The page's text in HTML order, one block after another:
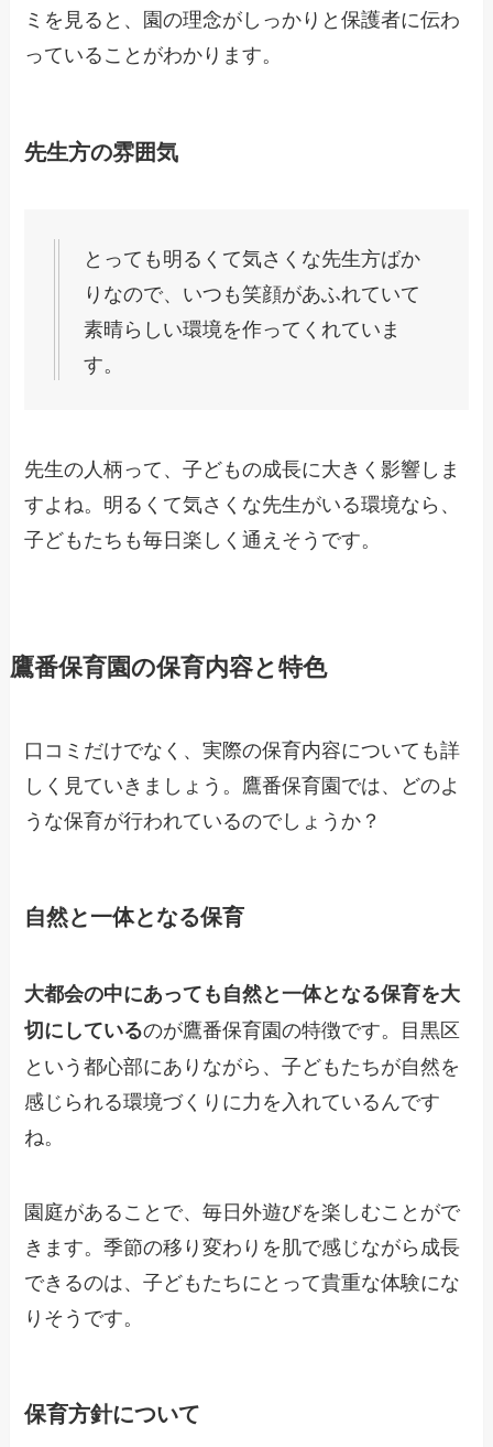
ミを見ると、園の理念がしっかりと保護者に伝わ
っていることがわかります。
先生方の雰囲気
とっても明るくて気さくな先生方ばか
りなので、いつも笑顔があふれていて
素晴らしい環境を作ってくれていま
す。
先生の人柄って、子どもの成長に大きく影響しま
すよね。明るくて気さくな先生がいる環境なら、
子どもたちも毎日楽しく通えそうです。
鷹番保育園の保育内容と特色
口コミだけでなく、実際の保育内容についても詳
しく見ていきましょう。鷹番保育園では、どのよ
うな保育が行われているのでしょうか？
自然と一体となる保育
大都会の中にあっても自然と一体となる保育を大
切にしているのが鷹番保育園の特徴です。目黒区
という都心部にありながら、子どもたちが自然を
感じられる環境づくりに力を入れているんです
ね。
園庭があることで、毎日外遊びを楽しむことがで
きます。季節の移り変わりを肌で感じながら成長
できるのは、子どもたちにとって貴重な体験にな
りそうです。
保育方針について